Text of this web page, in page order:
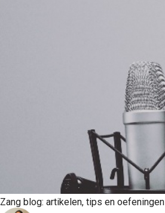
Zang blog: artikelen, tips en oefeningen